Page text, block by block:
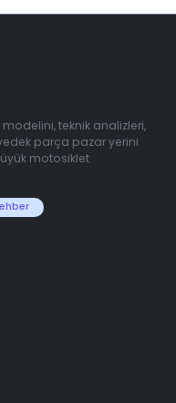
teknik analizleri,
parça pazar yerini
motosiklet